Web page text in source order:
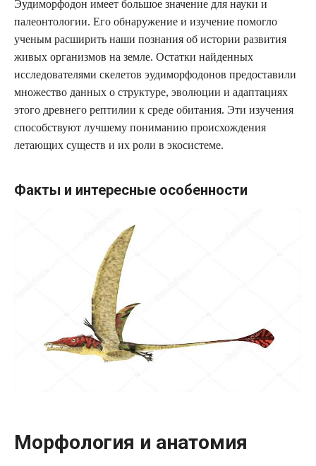
Эудиморфодон имеет большое значение для науки и
палеонтологии. Его обнаружение и изучение помогло
ученым расширить наши познания об истории развития
живых организмов на земле. Остатки найденных
исследователями скелетов эудиморфодонов предоставили
множество данных о структуре, эволюции и адаптациях
этого древнего рептилии к среде обитания. Эти изучения
способствуют лучшему пониманию происхождения
летающих существ и их роли в экосистеме.
Факты и интересные особенности
Морфология и анатомия